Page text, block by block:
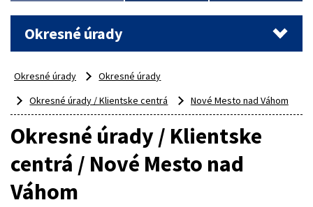
Okresné úrady
Okresné úrady
Okresné úrady
Okresné úrady / Klientske centrá
Nové Mesto nad Váhom
Okresné úrady / Klientske
centrá / Nové Mesto nad
Váhom